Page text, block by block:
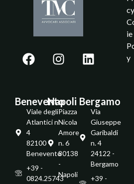
Benevento
Viale degli
Atlantici n.
4
82100 -
Benevento
+39 -
0824.25743
Napoli
Piazza
Nicola
Amore
n. 6
80138
-
Napoli
Bergamo
Via
Giuseppe
Garibaldi
n. 4
24122 -
Bergamo
+39 -
ie
y